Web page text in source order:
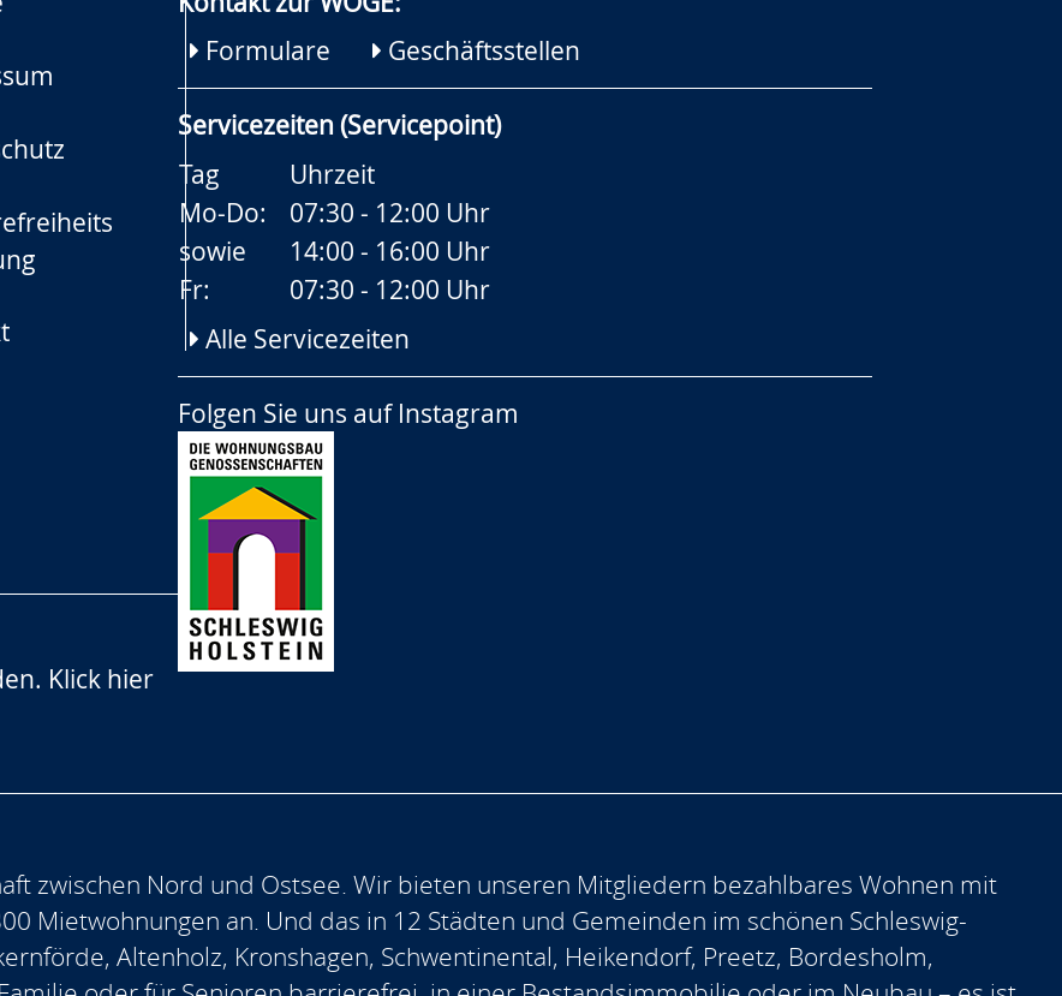
Formulare
Geschäftsstellen
Servicezeiten (Servicepoint)
Tag
Uhrzeit
Mo-Do:
07:30 - 12:00 Uhr
sowie
14:00 - 16:00 Uhr
Fr:
07:30 - 12:00 Uhr
Alle Servicezeiten
Folgen Sie uns auf Instagram
Klick hier
zwischen Nord und Ostsee. Wir bieten unseren Mitgliedern bezahlbares Wohnen mit
Mietwohnungen an. Und das in 12 Städten und Gemeinden im schönen Schleswig-
Altenholz, Kronshagen, Schwentinental, Heikendorf, Preetz, Bordesholm,